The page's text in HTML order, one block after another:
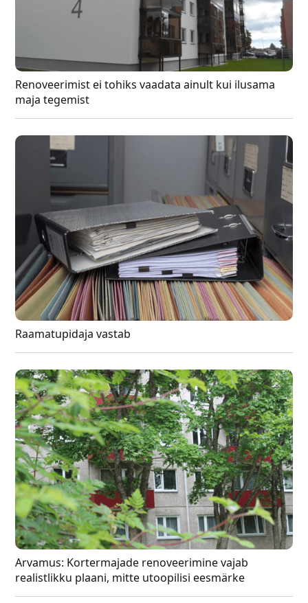
Renoveerimist ei tohiks vaadata ainult kui ilusama
maja tegemist
Raamatupidaja vastab
Arvamus: Kortermajade renoveerimine vajab
realistlikku plaani, mitte utoopilisi eesmärke